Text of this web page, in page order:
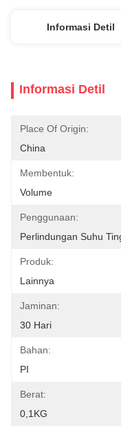
Informasi Detil
Informasi Detil
Place Of Origin:
China
Membentuk:
Volume
Penggunaan:
Perlindungan Suhu
Produk:
Lainnya
Jaminan:
30 Hari
Bahan:
PI
Berat:
0,1KG